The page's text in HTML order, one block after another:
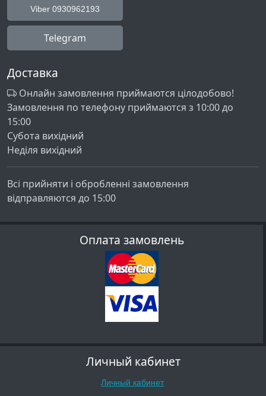
Viber 0930962193
Telegram
Доставка
Онлайн замовлення приймаются цілодобово!
Замовлення по телефону приймаются з 10:00 до
15:00
Субота вихідний
Неділя вихідний
Всі прийняти і обробленні замовлення
відправляются до 15:00
Оплата замовлень
Личный кабинет
Личный кабинет